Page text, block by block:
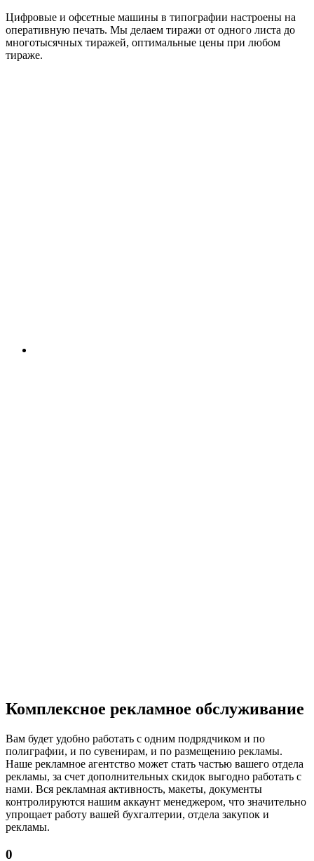
Цифровые и офсетные машины в типографии настроены на
оперативную печать. Мы делаем тиражи от одного листа до
многотысячных тиражей, оптимальные цены при любом
тираже.
Комплексное рекламное обслуживание
Вам будет удобно работать с одним подрядчиком и по
полиграфии, и по сувенирам, и по размещению рекламы.
Наше рекламное агентство может стать частью вашего отдела
рекламы, за счет дополнительных скидок выгодно работать с
нами. Вся рекламная активность, макеты, документы
контролируются нашим аккаунт менеджером, что значительно
упрощает работу вашей бухгалтерии, отдела закупок и
рекламы.
0